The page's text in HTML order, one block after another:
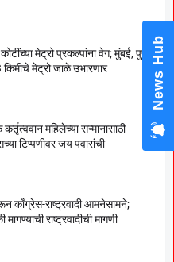
मेट्रो प्रकल्पांना वेग; मुंबई, पुणे
मेट्रो जाळे उभारणार
महिलेच्या सन्मानासाठी
टिप्पणीवर जय पवारांची
काँग्रेस-राष्ट्रवादी आमनेसामने;
मागण्याची राष्ट्रवादीची मागणी
News Hub